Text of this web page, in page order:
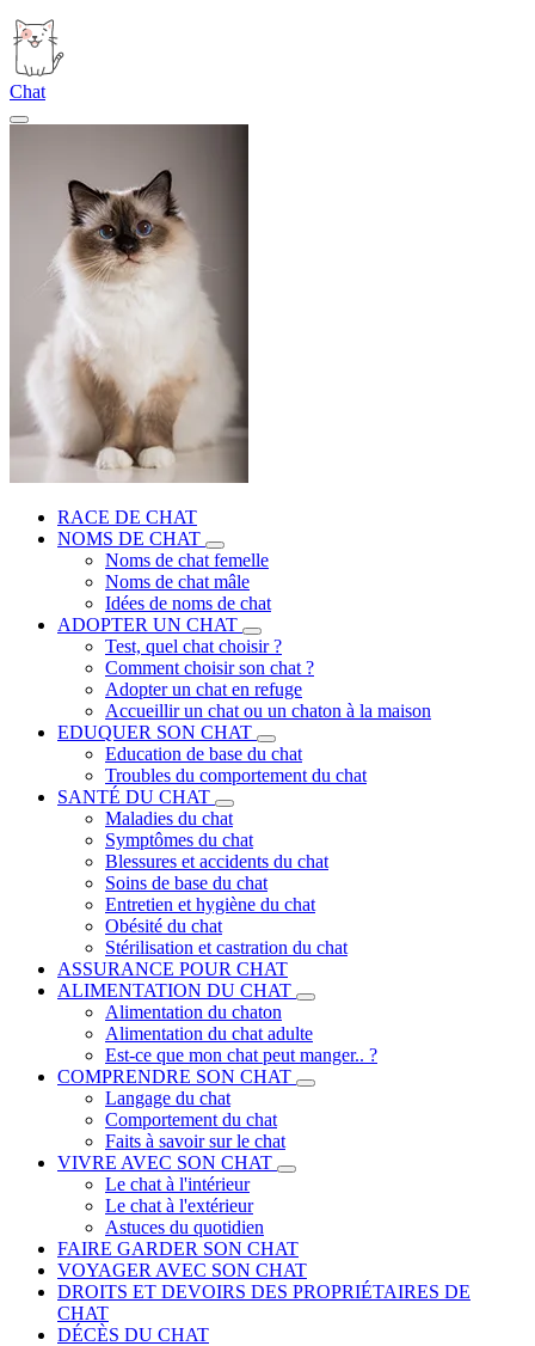
Chat
RACE DE CHAT
NOMS DE CHAT
Noms de chat femelle
Noms de chat mâle
Idées de noms de chat
ADOPTER UN CHAT
Test, quel chat choisir ?
Comment choisir son chat ?
Adopter un chat en refuge
Accueillir un chat ou un chaton à la maison
EDUQUER SON CHAT
Education de base du chat
Troubles du comportement du chat
SANTÉ DU CHAT
Maladies du chat
Symptômes du chat
Blessures et accidents du chat
Soins de base du chat
Entretien et hygiène du chat
Obésité du chat
Stérilisation et castration du chat
ASSURANCE POUR CHAT
ALIMENTATION DU CHAT
Alimentation du chaton
Alimentation du chat adulte
Est-ce que mon chat peut manger.. ?
COMPRENDRE SON CHAT
Langage du chat
Comportement du chat
Faits à savoir sur le chat
VIVRE AVEC SON CHAT
Le chat à l'intérieur
Le chat à l'extérieur
Astuces du quotidien
FAIRE GARDER SON CHAT
VOYAGER AVEC SON CHAT
DROITS ET DEVOIRS DES PROPRIÉTAIRES DE
CHAT
DÉCÈS DU CHAT